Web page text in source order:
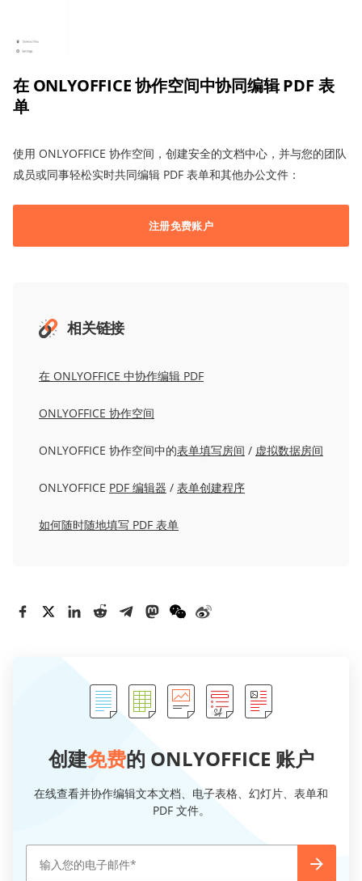
在 ONLYOFFICE 协作空间中协同编辑 PDF 表
单
使用 ONLYOFFICE 协作空间，创建安全的文档中心，并与您的团队
成员或同事轻松实时共同编辑 PDF 表单和其他办公文件：
注册免费账户
相关链接
在 ONLYOFFICE 中协作编辑 PDF
ONLYOFFICE 协作空间
ONLYOFFICE 协作空间中的表单填写房间 / 虚拟数据房间
ONLYOFFICE PDF 编辑器 / 表单创建程序
如何随时随地填写 PDF 表单
创建免费的 ONLYOFFICE 账户
在线查看并协作编辑文本文档、电子表格、幻灯片、表单和
PDF 文件。